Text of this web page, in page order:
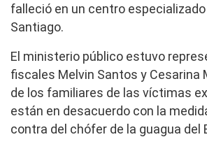
falleció en un centro
Santiago.
El ministerio público estuvo
fiscales Melvin Santos y Cesarina
de los familiares de las víctimas
están en desacuerdo con la
contra del chófer de la guagua del